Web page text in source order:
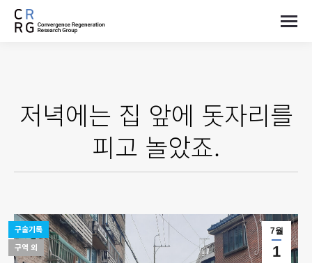
저녁에는 집 앞에 돗자리를
피고 놀았죠.
7월
1
구술기록
구역 외